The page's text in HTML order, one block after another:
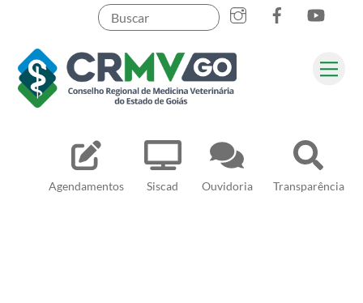
content
Agendamentos Siscad Ouvidoria Transparência
Pesquisar